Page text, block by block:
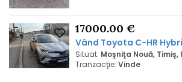
17000.00 €
Vând Toyota C-HR
Situat: Moşniţa Nouă, Timiş,
Tranzacţie: Vinde